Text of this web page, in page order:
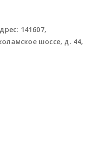
141607,
шоссе, д. 44,